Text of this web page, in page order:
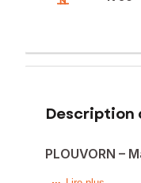
Description
PLOUVORN –